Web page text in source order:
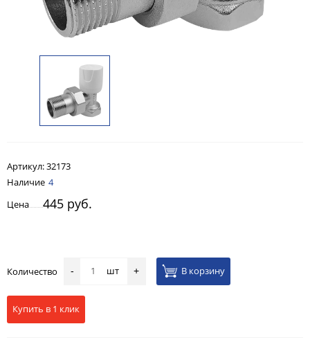
Артикул:32173
Наличие 4
Цена
445 руб.
Количество - шт + В корзину
Купить в 1 клик